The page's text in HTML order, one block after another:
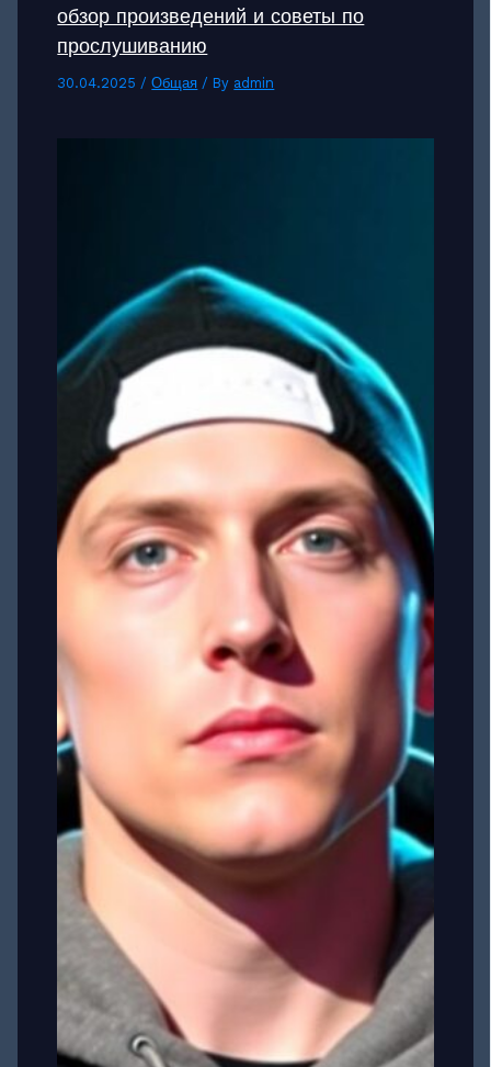
обзор произведений и советы по
прослушиванию
30.04.2025/Общая / By admin